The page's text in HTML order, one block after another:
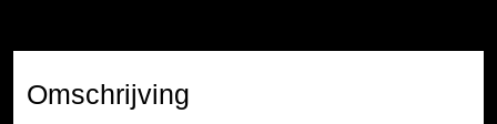
Omschrijving